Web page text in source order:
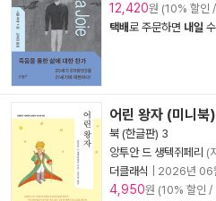
12,420원 (10% 할인
택배로 주문하면 내일
어린 왕자 (미니북)
북 (한글판) 3
앙투안 드 생텍쥐페리 (
더클래식
2026년 06
4,950원 (10% 할인